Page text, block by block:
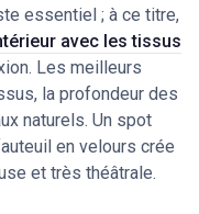
essentiel ; à ce titre,
avec les tissus
Les meilleurs
la profondeur des
naturels. Un spot
en velours crée
et très théâtrale.